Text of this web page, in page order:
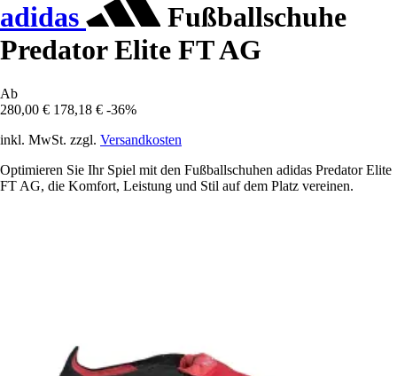
adidas
Fußballschuhe
Predator Elite FT AG
Ab
280,00 € 178,18 € -36%
inkl. MwSt. zzgl. Versandkosten
Optimieren Sie Ihr Spiel mit den Fußballschuhen adidas Predator Elite
FT AG, die Komfort, Leistung und Stil auf dem Platz vereinen.